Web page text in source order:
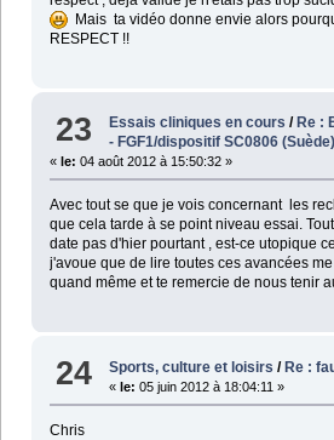
Mais ta vidéo donne envie alors
RESPECT !!
23 Essais cliniques en cours / Re :
- FGF1/dispositif SC0806 (Suède)
« le: 04 août 2012 à 15:50:32 »
Avec tout se que je vois concernant les
que cela tarde à se point niveau essai.
date pas d'hier pourtant , est-ce utopique
j'avoue que de lire toutes ces avancées
quand même et te remercie de nous tenir
24 Sports, culture et loisirs /Re :
«le: 05 juin 2012 à 18:04:11 »
Chris